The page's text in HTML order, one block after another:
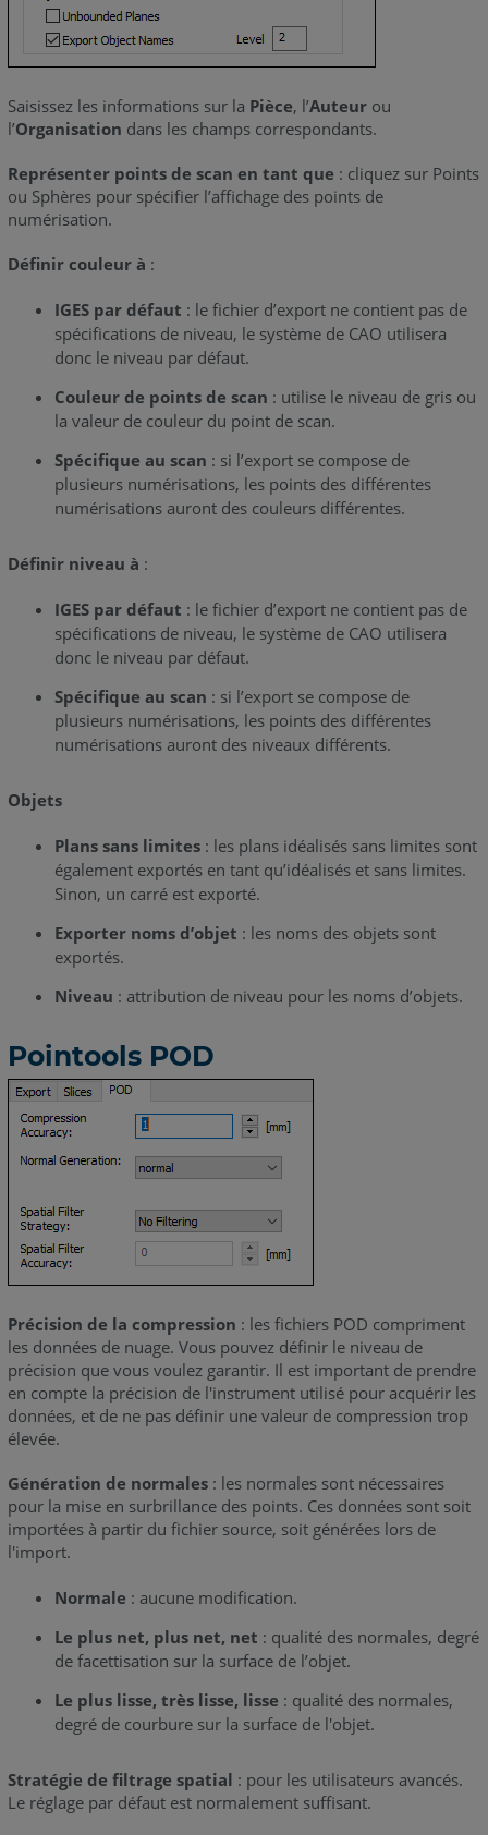
Saisissez les informations sur la Pièce, l’Auteurou
l’Organisation dans les champs correspondants.
Représenter points de scan en tant que : cliquez sur Points
ou Sphères pour spécifier l’affichage des points de
numérisation.
Définir couleur à :
IGES par défaut : le fichier d’export ne contient pas de
spécifications de niveau, le système de CAO utilisera
donc le niveau par défaut.
Couleur de points de scan : utilise le niveau de gris ou
la valeur de couleur du point de scan.
Spécifique au scan : si l’export se compose de
plusieurs numérisations, les points des différentes
numérisations auront des couleurs différentes.
Définir niveau à :
IGES par défaut : le fichier d’export ne contient pas de
spécifications de niveau, le système de CAO utilisera
donc le niveau par défaut.
Spécifique au scan : si l’export se compose de
plusieurs numérisations, les points des différentes
numérisations auront des niveaux différents.
Objets
Plans sans limites: les plans idéalisés sans limites sont
également exportés en tant qu’idéalisés et sans limites.
Sinon, un carré est exporté.
Exporter noms d’objet : les noms des objets sont
exportés.
Niveau : attribution de niveau pour les noms d’objets.
Pointools POD
Précision de la compression : les fichiers POD compriment
les données de nuage. Vous pouvez définir le niveau de
précision que vous voulez garantir. Il est important de prendre
en compte la précision de l'instrument utilisé pour acquérir les
données, et de ne pas définir une valeur de compression trop
élevée.
Génération de normales: les normales sont nécessaires
pour la mise en surbrillance des points. Ces données sont soit
importées à partir du fichier source, soit générées lors de
l'import.
Normale : aucune modification.
Le plus net, plus net, net : qualité des normales, degré
de facettisation sur la surface de l’objet.
Le plus lisse, très lisse, lisse : qualité des normales,
degré de courbure sur la surface de l'objet.
Stratégie de filtrage spatial : pour les utilisateurs avancés.
Le réglage par défaut est normalement suffisant.